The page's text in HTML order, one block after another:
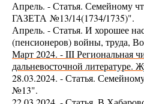
Апрель. - Статья. Семейному
ГАЗЕТА №13/14(1734/1735)".
Апрель. - Статья. И хорошее
(пенсионеров) войны,
Март 2024. - III Региональная
дальневосточной
28.03.2024. - Статья.
№13".